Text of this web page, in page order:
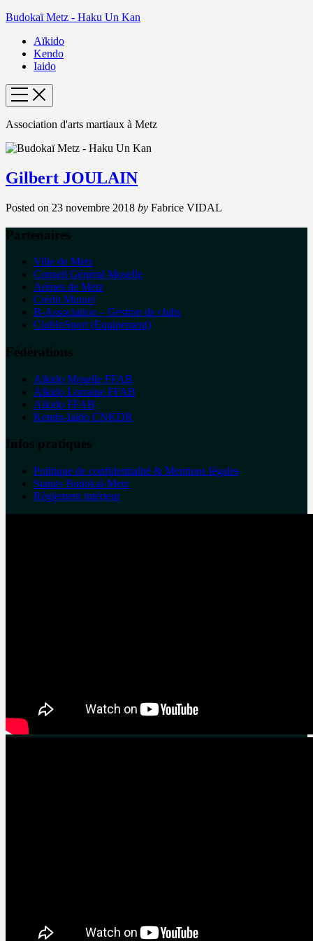
Budokaï Metz - Haku Un Kan
Aïkido
Kendo
Iaido
Association d'arts martiaux à Metz
Gilbert JOULAIN
Posted on 23 novembre 2018 by Fabrice VIDAL
Partenaires
Ville de Metz
Conseil Général Moselle
Arènes de Metz
Crédit Mutuel
B-Association – Gestion de clubs
ClubInSport (Equipement)
Fédérations
Aïkido Moselle FFAB
Aïkido Lorraine FFAB
Aïkido FFAB
Kendo-Iaïdo CNKDR
Infos pratiques
Politique de confidentialité & Mentions légales
Statuts Budokaï-Metz
Règlement intérieur